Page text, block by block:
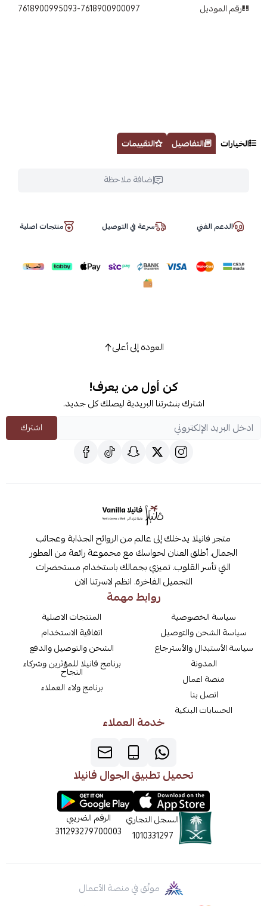
رقم الموديل 7618900995093-7618900900097
الخيارات التفاصيل التقييمات
إضافة ملاحظة
الدعم الفني سرعة في التوصيل منتجات اصلية
العودة إلى أعلى
كن أول من يعرف!
اشترك بنشرتنا البريدية ليصلك كل جديد.
اشترك
متجر فانيلا يدخلك إلى عالم من الروائح الجذابة وعجائب
الجمال. أطلق العنان لحواسك مع مجموعة رائعة من العطور
التي تأسر القلوب. تميزي بجمالك باستخدام مستحضرات
التجميل الفاخرة. انظم لاسرتنا الان
روابط مهمة
سياسة الخصوصية
سياسة الشحن والتوصيل
سياسة الأستبدال والأسترجاع
المدونة
منصة اعمال
اتصل بنا
الحسابات البنكية
المنتجات الاصلية
اتفاقية الاستخدام
الشحن والتوصيل والدفع
برنامج فانيلا للمؤثرين وشركاء
النجاح
برنامج ولاء العملاء
خدمة العملاء
تحميل تطبيق الجوال فانيلا
السجل التجاري
1010331297
الرقم الضريبي
311293279700003
موثّق في منصة الأعمال